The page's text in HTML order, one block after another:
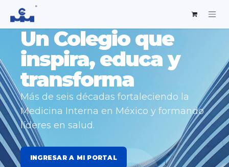
Un Colegio que
inspira, educa y
transforma
Más de seis décadas fortaleciendo la
Medicina Interna en México y formando
líderes en salud.
INGRESAR A MI PORTAL